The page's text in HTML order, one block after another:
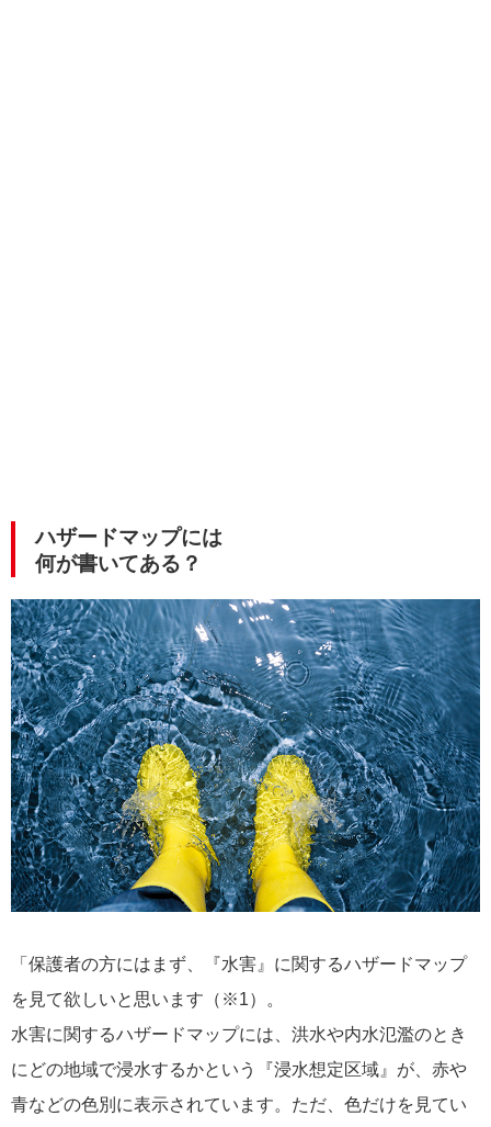
ハザードマップには
何が書いてある？
「保護者の方にはまず、『水害』に関するハザードマップ
を見て欲しいと思います（※1）。
水害に関するハザードマップには、洪水や内水氾濫のとき
にどの地域で浸水するかという『浸水想定区域』が、赤や
青などの色別に表示されています。ただ、色だけを見てい